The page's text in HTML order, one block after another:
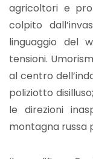
agricoltori e
colpito
linguaggio del
tensioni.
al centro
poliziotto
le direzioni
montagna russa